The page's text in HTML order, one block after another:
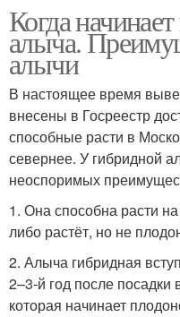
Когда
алыча.
алычи
В настоящее время
внесены в Госреестр
способные расти в
севернее. У гибридной
неоспоримых
1. Она способна расти
либо растёт, но не
2. Алыча гибридная
2–3-й год после посадки
которая начинает